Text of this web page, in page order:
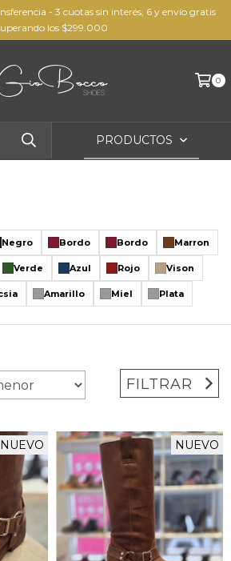
- 3 cuotas sin interés, 6 y envío gratis
los $299.000
0
PRODUCTOS
Negro Bordo Bordo Marron
Verde Azul Rojo Vison
Amarillo Miel Plata
FILTRAR
NUEVO NUEVO